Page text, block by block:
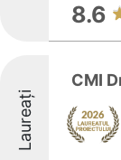
8.6
Laureați
CMI